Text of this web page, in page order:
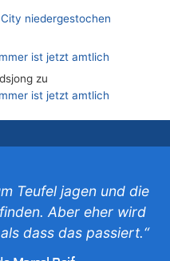
niedergestochen
ist jetzt amtlich
zu
ist jetzt amtlich
ist jetzt amtlich
Bernhard von Sinnen zu
verstorbenen Nachbarn
zu
Teufel jagen und die
Aber eher wird
dass das passiert.“